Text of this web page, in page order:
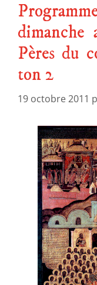
dimanche
Pères du
ton 2
19 octobre 2011